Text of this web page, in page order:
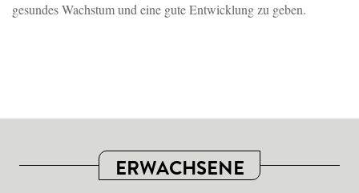
gesundes Wachstum und eine gute Entwicklung zu geben.
ERWACHSENE